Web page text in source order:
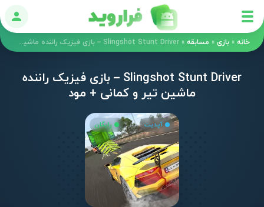
ورود
خانه » بازی » مسابقه » Slingshot Stunt Driver – بازی فیزیک راننده ماشین تیر و کمانی + مود
Slingshot Stunt Driver – بازی فیزیک راننده
ماشین تیر و کمانی + مود
آپدیت رایگان